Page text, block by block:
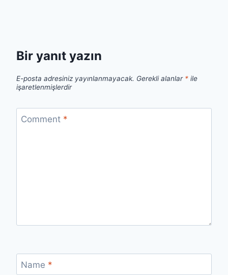
Bir yanıt yazın
E-posta adresiniz yayınlanmayacak. Gerekli alanlar * ile
işaretlenmişlerdir
Comment *
Name *